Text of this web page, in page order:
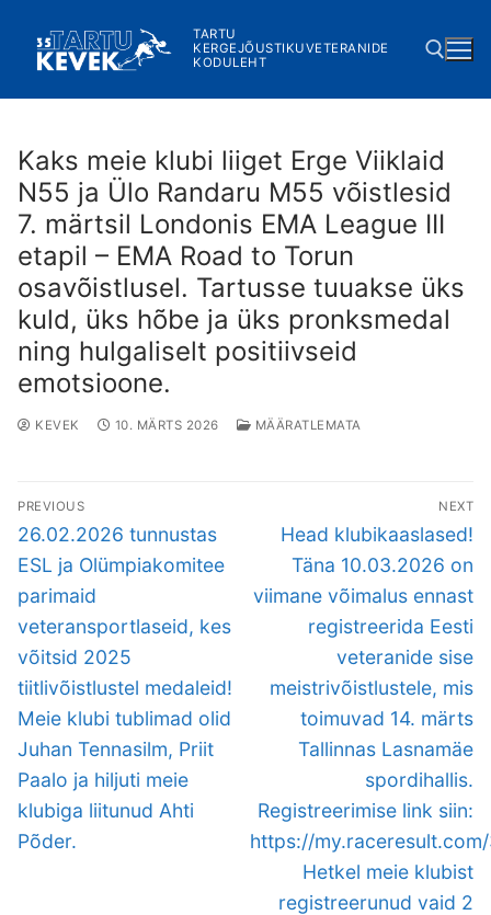
content
TARTU
KERGEJÕUSTIKUVETERANIDE
KODULEHT
Kaks meie klubi liiget Erge Viiklaid
N55 ja Ülo Randaru M55 võistlesid
7. märtsil Londonis EMA League III
etapil – EMA Road to Torun
osavõistlusel. Tartusse tuuakse üks
kuld, üks hõbe ja üks pronksmedal
ning hulgaliselt positiivseid
emotsioone.
KEVEK 10. MÄRTS 2026 MÄÄRATLEMATA
Navigeerimine
PREVIOUS
Previous
post:
26.02.2026 tunnustas
ESL ja Olümpiakomitee
parimaid
veteransportlaseid, kes
võitsid 2025
tiitlivõistlustel medaleid!
Meie klubi tublimad olid
Juhan Tennasilm, Priit
Paalo ja hiljuti meie
klubiga liitunud Ahti
Põder.
NEXT
Next
post:
Head klubikaaslased!
Täna 10.03.2026 on
viimane võimalus ennast
registreerida Eesti
veteranide sise
meistrivõistlustele, mis
toimuvad 14. märts
Tallinnas Lasnamäe
spordihallis.
Registreerimise link siin:
https://
Hetkel meie klubist
registreerunud vaid 2